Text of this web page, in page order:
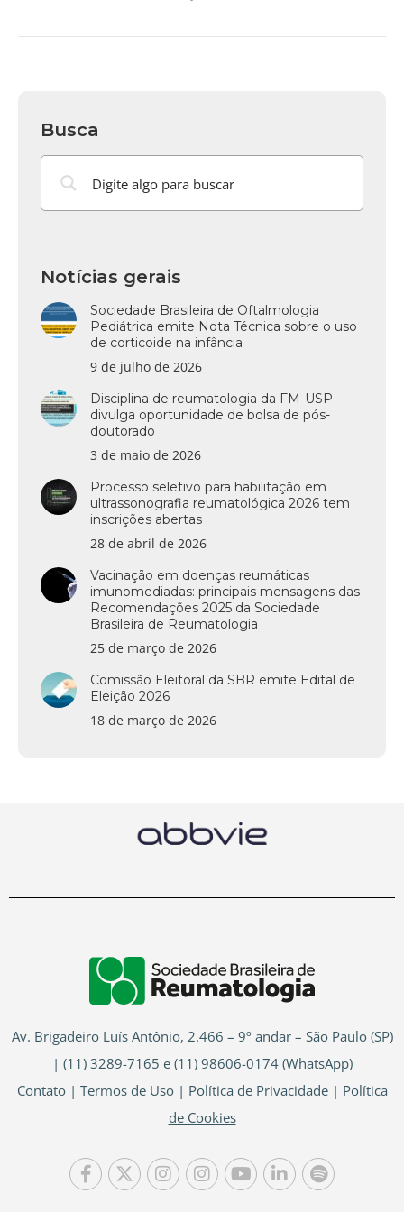
Busca
Notícias gerais
Sociedade Brasileira de Oftalmologia
Pediátrica emite Nota Técnica sobre o uso
de corticoide na infância
9 de julho de 2026
Disciplina de reumatologia da FM-USP
divulga oportunidade de bolsa de pós-
doutorado
3 de maio de 2026
Processo seletivo para habilitação em
ultrassonografia reumatológica 2026 tem
inscrições abertas
28 de abril de 2026
Vacinação em doenças reumáticas
imunomediadas: principais mensagens das
Recomendações 2025 da Sociedade
Brasileira de Reumatologia
25 de março de 2026
Comissão Eleitoral da SBR emite Edital de
Eleição 2026
18 de março de 2026
Av. Brigadeiro Luís Antônio, 2.466 – 9º andar – São Paulo (SP)
| (11) 3289-7165 e (11) 98606-0174(WhatsApp)
Contato| Termos de Uso| Política de Privacidade| Política
de Cookies